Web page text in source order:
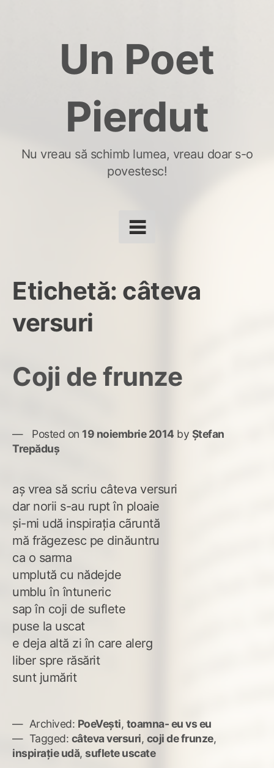
Un Poet
Pierdut
Nu vreau să schimb lumea, vreau doar s-o
povestesc!
Etichetă: câteva
versuri
Coji de frunze
Posted on 19 noiembrie 2014 by Ștefan
Trepăduș
aș vrea să scriu câteva versuri
dar norii s-au rupt în ploaie
și-mi udă inspirația cãruntă
mă frăgezesc pe dinăuntru
ca o sarma
umplută cu nădejde
umblu în întuneric
sap în coji de suflete
puse la uscat
e deja altă zi în care alerg
liber spre răsărit
sunt jumărit
Archived: PoeVești, toamna- eu vs eu
Tagged: câteva versuri, coji de frunze,
inspirație udă, suflete uscate